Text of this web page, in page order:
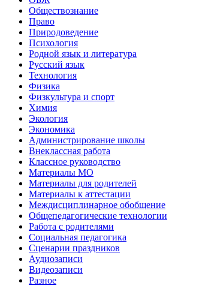
Обществознание
Право
Природоведение
Психология
Родной язык и литература
Русский язык
Технология
Физика
Физкультура и спорт
Химия
Экология
Экономика
Администрирование школы
Внеклассная работа
Классное руководство
Материалы МО
Материалы для родителей
Материалы к аттестации
Междисциплинарное обобщение
Общепедагогические технологии
Работа с родителями
Социальная педагогика
Сценарии праздников
Аудиозаписи
Видеозаписи
Разное